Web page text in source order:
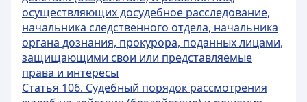
осуществляющих досудебное расследование,
начальника следственного отдела, начальника
органа дознания, прокурора, поданных лицами,
защищающими свои или представляемые
права и интересы
Статья 106. Судебный порядок рассмотрения